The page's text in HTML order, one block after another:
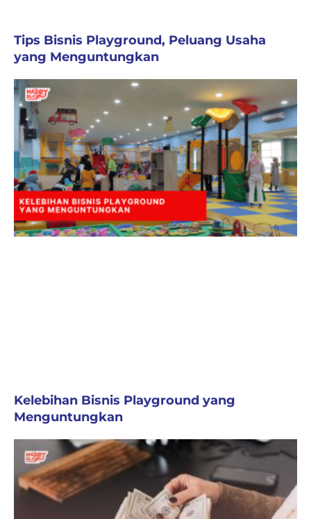
Tips Bisnis Playground, Peluang Usaha
yang Menguntungkan
Kelebihan Bisnis Playground yang
Menguntungkan